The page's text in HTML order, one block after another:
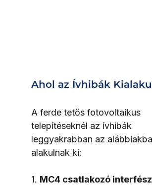
Ahol az Ívhibák
A ferde tetős fotovoltaikus
telepítéseknél az ívhibák
leggyakrabban az
alakulnak ki:
1. MC4 csatlakozó